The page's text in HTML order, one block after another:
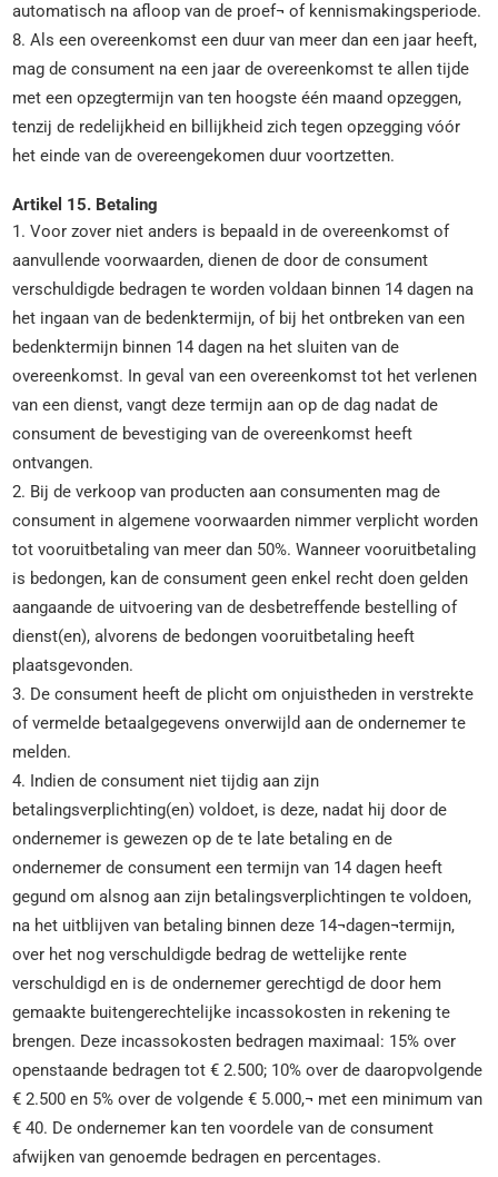
automatisch na afloop van de proef¬ of kennismakingsperiode.
8. Als een overeenkomst een duur van meer dan een jaar heeft,
mag de consument na een jaar de overeenkomst te allen tijde
met een opzegtermijn van ten hoogste één maand opzeggen,
tenzij de redelijkheid en billijkheid zich tegen opzegging vóór
het einde van de overeengekomen duur voortzetten.
Artikel 15. Betaling
1. Voor zover niet anders is bepaald in de overeenkomst of
aanvullende voorwaarden, dienen de door de consument
verschuldigde bedragen te worden voldaan binnen 14 dagen na
het ingaan van de bedenktermijn, of bij het ontbreken van een
bedenktermijn binnen 14 dagen na het sluiten van de
overeenkomst. In geval van een overeenkomst tot het verlenen
van een dienst, vangt deze termijn aan op de dag nadat de
consument de bevestiging van de overeenkomst heeft
ontvangen.
2. Bij de verkoop van producten aan consumenten mag de
consument in algemene voorwaarden nimmer verplicht worden
tot vooruitbetaling van meer dan 50%. Wanneer vooruitbetaling
is bedongen, kan de consument geen enkel recht doen gelden
aangaande de uitvoering van de desbetreffende bestelling of
dienst(en), alvorens de bedongen vooruitbetaling heeft
plaatsgevonden.
3. De consument heeft de plicht om onjuistheden in verstrekte
of vermelde betaalgegevens onverwijld aan de ondernemer te
melden.
4. Indien de consument niet tijdig aan zijn
betalingsverplichting(en) voldoet, is deze, nadat hij door de
ondernemer is gewezen op de te late betaling en de
ondernemer de consument een termijn van 14 dagen heeft
gegund om alsnog aan zijn betalingsverplichtingen te voldoen,
na het uitblijven van betaling binnen deze 14¬dagen¬termijn,
over het nog verschuldigde bedrag de wettelijke rente
verschuldigd en is de ondernemer gerechtigd de door hem
gemaakte buitengerechtelijke incassokosten in rekening te
brengen. Deze incassokosten bedragen maximaal: 15% over
openstaande bedragen tot € 2.500; 10% over de daaropvolgende
€ 2.500 en 5% over de volgende € 5.000,¬ met een minimum van
€ 40. De ondernemer kan ten voordele van de consument
afwijken van genoemde bedragen en percentages.